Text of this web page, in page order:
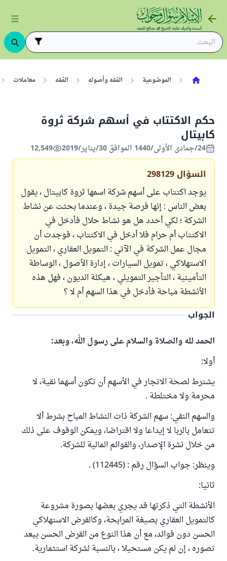
الموضوعية الفقه وأصوله الفقه معاملات
حكم الاكتتاب في أسهم شركة ثروة
كابيتال
24/جمادى الأولى/1440 الموافق 30/يناير/2019 12,549
السؤال 298129
يوجد اكتتاب على أسهم شركة اسمها ثروة كابيتال ، يقول
بعض الناس : إنها فرصة جيدة ، وعندما بحثت عن نشاط
الشركة ؛ لكي أحدد هل هو نشاط حلال فأدخل في
الاكتتاب أم حرام فلا أدخل في الاكتتاب ، فوجدت أن
مجال عمل الشركة في الآتي : التمويل العقاري ، التمويل
الاستهلاكي ، تمويل السيارات ، إدارة الأصول ، الوساطة
التأمينية ، التأجير التمويلي ، هيكلة الديون ، فهل هذه
الأنشطة مباحة فأدخل في هذا السهم أم لا ؟
الجواب
الحمد لله والصلاة والسلام على رسول الله، وبعد:
أولا:
يشترط لصحة الاتجار في الأسهم أن تكون أسهما نقية، لا
محرمة ولا مختلطة .
والسهم النقي: سهم الشركة ذات النشاط المباح بشرط ألا
تتعامل بالربا لا إيداعا ولا اقتراضا، ويمكن الوقوف على ذلك
من خلال نشرة الإصدار، والقوائم المالية للشركة.
وينظر: جواب السؤال رقم : (112445) .
ثانيا:
الأنشطة التي ذكرتها قد يجري بعضها بصورة مشروعة
كالتمويل العقاري بصيغة المرابحة، وكالقرض الاستهلاكي
الحسن دون فوائد، مع أن هذا النوع من القرض الحسن يبعد
تصوره ، إن لم يكن مستحيلا ، بالنسبة لشركة استثمارية.